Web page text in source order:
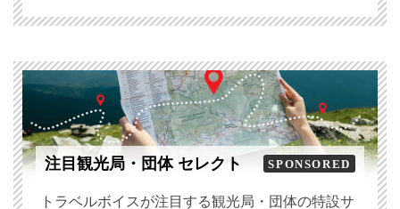
注目観光局・団体 セレクト SPONSORED
トラベルボイスが注目する観光局・団体の特設サ